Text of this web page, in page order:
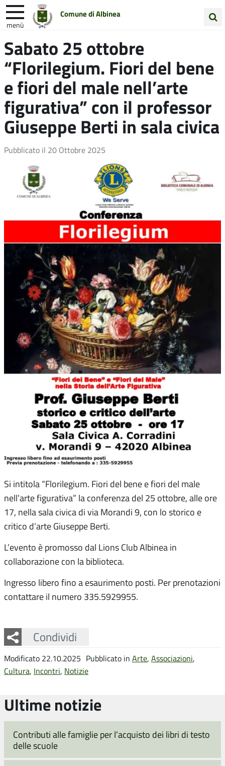
Comune di Albinea
menù
nel
sito
Entra in Comune
Unione Colline Matildiche
Sabato 25 ottobre
“Florilegium. Fiori del bene
e fiori del male nell’arte
figurativa” con il professor
Giuseppe Berti in sala civica
Pubblicato il 20 Ottobre 2025
Si intitola “Florilegium. Fiori del bene e fiori del male
nell’arte figurativa” la conferenza del 25 ottobre, alle ore
17, nella sala civica di via Morandi 9, con lo storico e
critico d’arte Giuseppe Berti.
L’evento è promosso dal Lions Club Albinea in
collaborazione con la biblioteca.
Ingresso libero fino a esaurimento posti. Per prenotazioni
contattare il numero 335.5929955.
Condividi
Facebook
Twitter
Whatsapp
Modificato 22.10.2025 Pubblicato in Arte, Associazioni,
Cultura, Incontri, Notizie
Ultime notizie
Contributi alle famiglie per l’acquisto dei libri di testo
delle scuole